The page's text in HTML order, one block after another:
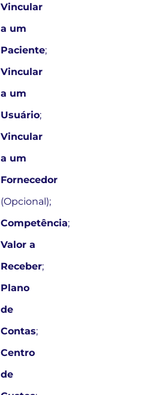
Vincular
a um
Paciente;
Vincular
a um
Usuário;
Vincular
a um
Fornecedor
(Opcional);
Competência;
Valor a
Receber;
Plano
de
Contas;
Centro
de